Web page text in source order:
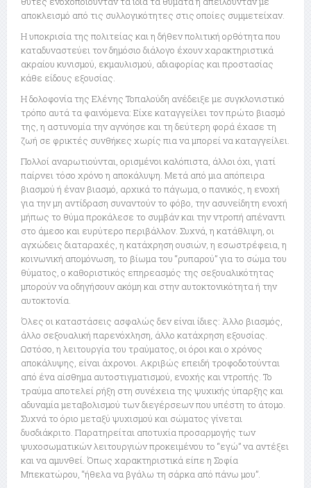
αποκλεισμό από τις συλλογικότητες στις οποίες συμμετείχαν.
Η υποκρισία της πολιτείας και η δήθεν πολιτική ορθότητα που
καταδυναστεύει τον δημόσιο διάλογο έχουν χαρακτηριστικά
ακραίου κυνισμού, εκμαυλισμού, αδιαφορίας και προστασίας
κάθε είδους εξουσίας.
Η δολοφονία της Ελένης Τοπαλούδη ανέδειξε με συγκλονιστικό
τρόπο αυτά τα φαινόμενα: Είχε καταγγείλει τον πρώτο βιασμό
της, η αστυνομία την αγνόησε και τη δεύτερη φορά έχασε τη
ζωή σε φρικτές συνθήκες χωρίς πια να μπορεί να καταγγείλει.
Πολλοί αναρωτιούνται, ορισμένοι καλόπιστα, άλλοι όχι, γιατί
παίρνει τόσο χρόνο η αποκάλυψη. Μετά από μια απόπειρα
βιασμού ή έναν βιασμό, αρχικά το πάγωμα, ο πανικός, η ενοχή
για την μη αντίδραση συναντούν το φόβο, την ασυνείδητη ενοχή
μήπως το θύμα προκάλεσε το συμβάν και την ντροπή απέναντι
στο άμεσο και ευρύτερο περιβάλλον. Συχνά, η κατάθλιψη, οι
αγχώδεις διαταραχές, η κατάχρηση ουσιών, η εσωστρέφεια, η
κοινωνική απομόνωση, το βίωμα του “ρυπαρού” για το σώμα του
θύματος, ο καθοριστικός επηρεασμός της σεξουαλικότητας
μπορούν να οδηγήσουν ακόμη και στην αυτοκτονικότητα ή την
αυτοκτονία.
Όλες οι καταστάσεις ασφαλώς δεν είναι ίδιες: Άλλο βιασμός,
άλλο σεξουαλική παρενόχληση, άλλο κατάχρηση εξουσίας.
Ωστόσο, η λειτουργία του τραύματος, οι όροι και ο χρόνος
αποκάλυψης, είναι άχρονοι. Ακριβώς επειδή τροφοδοτούνται
από ένα αίσθημα αυτοστιγματισμού, ενοχής και ντροπής. Το
τραύμα αποτελεί ρήξη στη συνέχεια της ψυχικής ύπαρξης και
αδυναμία μεταβολισμού των διεγέρσεων που υπέστη το άτομο.
Συχνά το όριο μεταξύ ψυχισμού και σώματος γίνεται
δυσδιάκριτο. Παρατηρείται αποτυχία προσαρμογής των
ψυχοσωματικών λειτουργιών προκειμένου το “εγώ” να αντέξει
και να αμυνθεί. Όπως χαρακτηριστικά είπε η Σοφία
Μπεκατώρου, “ήθελα να βγάλω τη σάρκα από πάνω μου”.